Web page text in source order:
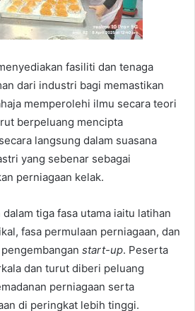
fasiliti dan tenaga
dari industri bagi memastikan
memperolehi ilmu secara teori
berpeluang mencipta
langsung dalam suasana
yang sebenar sebagai
perniagaan kelak.
tiga fasa utama iaitu latihan
fasa permulaan perniagaan, dan
start-up. Peserta
dan turut diberi peluang
perniagaan serta
di peringkat lebih tinggi.